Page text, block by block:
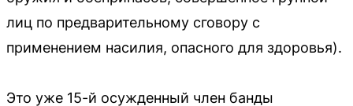
лиц по предварительному сговору с
применением насилия, опасного для здоровья).
Это уже 15-й осужденный член банды